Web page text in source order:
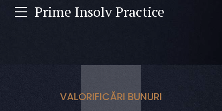
Prime Insolv Practice
VALORIFICĂRI BUNURI